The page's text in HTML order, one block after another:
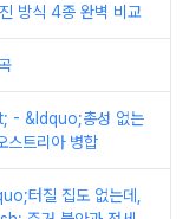
방식 4종 완벽 비교
- &ldquo;총성 없는
트리아 병합
터질 집도 없는데,